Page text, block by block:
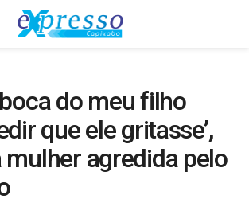
do meu filho
que ele gritasse’,
mulher agredida pelo